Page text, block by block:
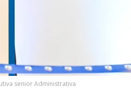
senior Administrativa